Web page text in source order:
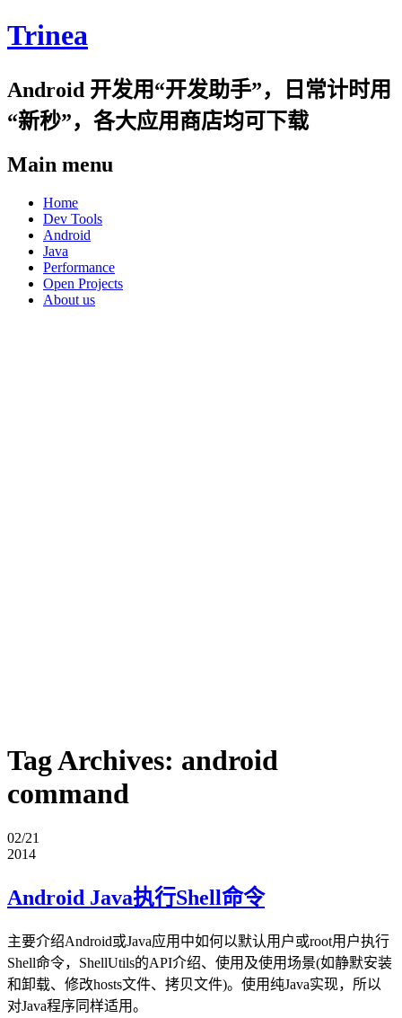
Trinea
Android 开发用“开发助手”，日常计时用
“新秒”，各大应用商店均可下载
Main menu
Skip
content
Home
Dev Tools
Android
Java
Performance
Open Projects
About us
Tag Archives: android
command
02/21
2014
Android Java执行Shell命令
主要介绍Android或Java应用中如何以默认用户或root用户执行
Shell命令，ShellUtils的API介绍、使用及使用场景(如静默安装
和卸载、修改hosts文件、拷贝文件)。使用纯Java实现，所以
对Java程序同样适用。